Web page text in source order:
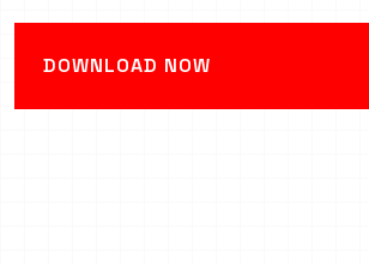
DOWNLOAD NOW